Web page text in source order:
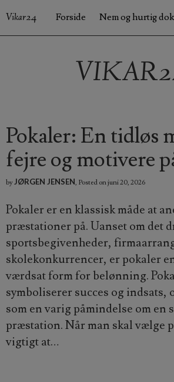
Vikar24 Forside Nem og hurtig
Pokaler: En tidløs
fejre og motivere
by JØRGEN JENSEN, Posted onjuni 20, 2026
Pokaler er en klassisk måde at
præstationer på. Uanset om det
sportsbegivenheder,
skolekonkurrencer, er pokaler
værdsat form for belønning.
symboliserer succes og indsats,
som en varig påmindelse om en
præstation. Når man skal vælge
vigtigt at…